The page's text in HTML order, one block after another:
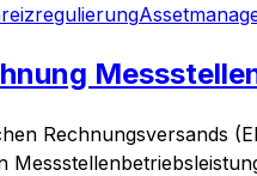
Rechnungsversands